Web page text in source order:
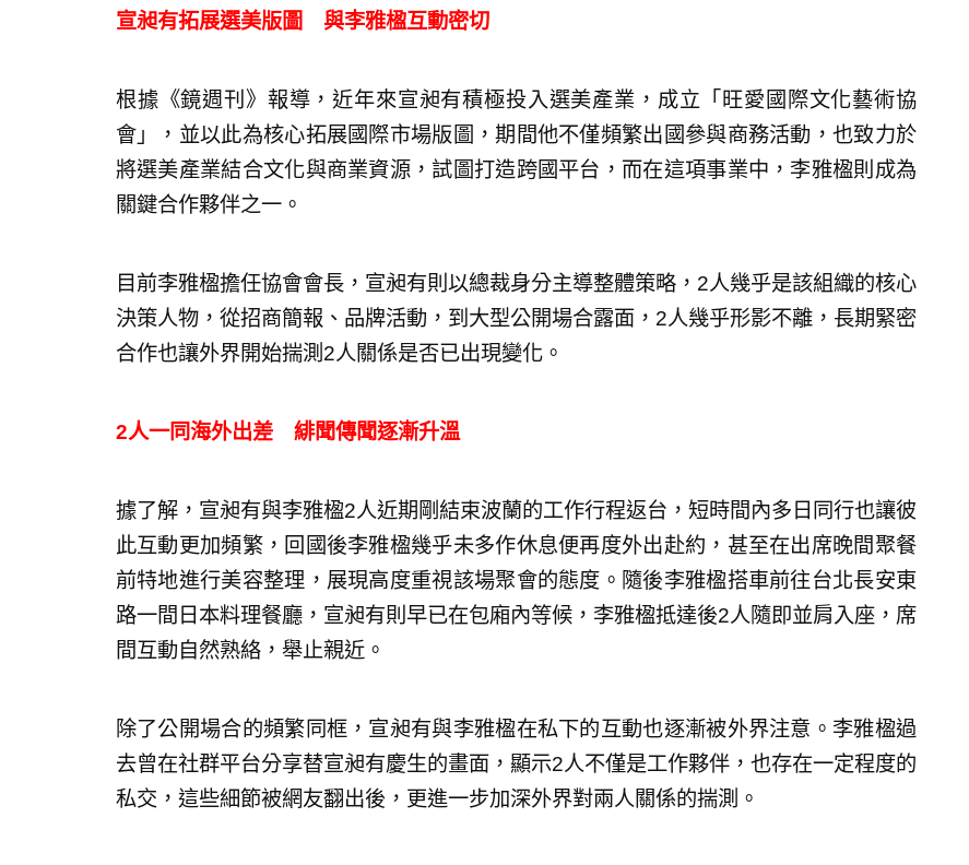
宣昶有拓展選美版圖 與李雅楹互動密切
根據《鏡週刊》報導，近年來宣昶有積極投入選美產業，成立「旺愛國際文化藝術協
會」，並以此為核心拓展國際市場版圖，期間他不僅頻繁出國參與商務活動，也致力於
將選美產業結合文化與商業資源，試圖打造跨國平台，而在這項事業中，李雅楹則成為
關鍵合作夥伴之一。
目前李雅楹擔任協會會長，宣昶有則以總裁身分主導整體策略，2人幾乎是該組織的核心
決策人物，從招商簡報、品牌活動，到大型公開場合露面，2人幾乎形影不離，長期緊密
合作也讓外界開始揣測2人關係是否已出現變化。
2人一同海外出差 緋聞傳聞逐漸升溫
據了解，宣昶有與李雅楹2人近期剛結束波蘭的工作行程返台，短時間內多日同行也讓彼
此互動更加頻繁，回國後李雅楹幾乎未多作休息便再度外出赴約，甚至在出席晚間聚餐
前特地進行美容整理，展現高度重視該場聚會的態度。隨後李雅楹搭車前往台北長安東
路一間日本料理餐廳，宣昶有則早已在包廂內等候，李雅楹抵達後2人隨即並肩入座，席
間互動自然熟絡，舉止親近。
除了公開場合的頻繁同框，宣昶有與李雅楹在私下的互動也逐漸被外界注意。李雅楹過
去曾在社群平台分享替宣昶有慶生的畫面，顯示2人不僅是工作夥伴，也存在一定程度的
私交，這些細節被網友翻出後，更進一步加深外界對兩人關係的揣測。